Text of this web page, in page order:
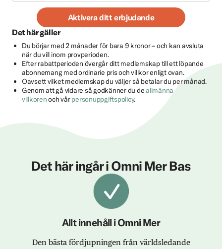
Aktivera ditt erbjudande
Det här gäller
Du börjar med 2 månader för bara 9 kronor – och kan avsluta
när du vill inom provperioden.
Efter rabattperioden övergår ditt medlemskap till ett löpande
abonnemang med ordinarie pris och villkor enligt ovan.
Oavsett vilket medlemskap du väljer så betalar du per månad.
Genom att gå vidare så godkänner du deallmänna
villkorenoch vårpersonuppgiftspolicy.
Det här ingår i Omni Mer Bas
Allt innehåll i Omni Mer
Den bästa fördjupningen från världsledande